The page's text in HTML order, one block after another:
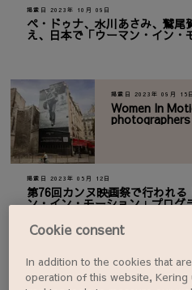
掲載日 2023年 10月 09日
ペ・ドゥナ、水川あさみ、鷲尾
え、日本で「ウーマン・イン・
掲載日 2023年 09月 15日
Women In
掲載日 2023年 05月 12日
第76回カンヌ映画祭で行われる
ン・イン・モーション」プログ
Cookie consent
In addition to the cookies that
operation of this website,